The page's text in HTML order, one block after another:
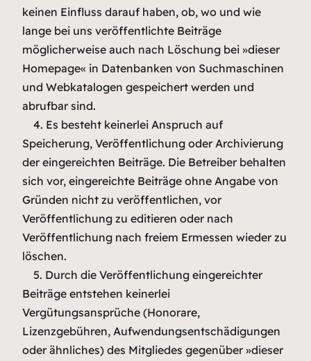
keinen Einfluss darauf haben, ob, wo und wie
lange bei uns veröffentlichte Beiträge
möglicherweise auch nach Löschung bei »dieser
Homepage« in Datenbanken von Suchmaschinen
und Webkatalogen gespeichert werden und
abrufbar sind.
4. Es besteht keinerlei Anspruch auf
Speicherung, Veröffentlichung oder Archivierung
der eingereichten Beiträge. Die Betreiber behalten
sich vor, eingereichte Beiträge ohne Angabe von
Gründen nicht zu veröffentlichen, vor
Veröffentlichung zu editieren oder nach
Veröffentlichung nach freiem Ermessen wieder zu
löschen.
5. Durch die Veröffentlichung eingereichter
Beiträge entstehen keinerlei
Vergütungsansprüche (Honorare,
Lizenzgebühren, Aufwendungsentschädigungen
oder ähnliches) des Mitgliedes gegenüber »dieser